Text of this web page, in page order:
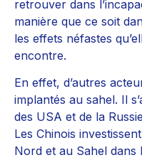
retrouver dans
manière que ce soit
les effets néfastes
encontre.
En effet, d’autres
implantés au sahel. Il
des USA et de la
Les Chinois
Nord et au Sahel dans